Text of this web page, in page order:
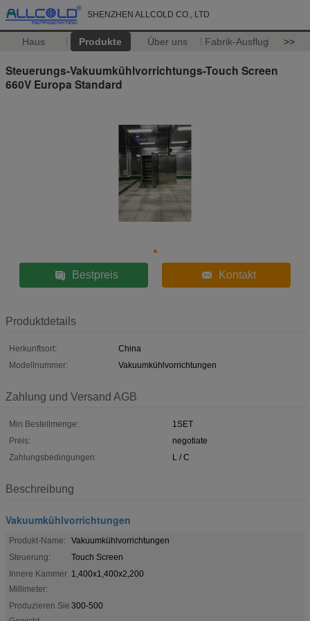
SHENZHEN ALLCOLD CO., LTD
Haus Produkte Über uns Fabrik-Ausflug >>
Steuerungs-Vakuumkühlvorrichtungs-Touch Screen
660V Europa Standard
Bestpreis Kontakt
Produktdetails
Herkunftsort:
China
Modellnummer:
Vakuumkühlvorrichtungen
Zahlung und Versand AGB
Min Bestellmenge:
1SET
Preis:
negotiate
Zahlungsbedingungen:
L / C
Beschreibung
Vakuumkühlvorrichtungen
Produkt-Name:
Vakuumkühlvorrichtungen
Steuerung:
Touch Screen
Innere Kammer
Millimeter:
1,400x1,400x2,200
Produzieren Sie 300-500